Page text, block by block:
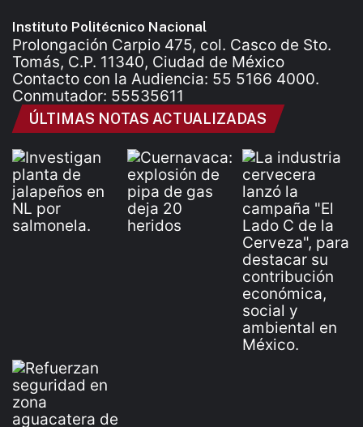
Instituto Politécnico Nacional
Prolongación Carpio 475, col. Casco de Sto.
Tomás, C.P. 11340, Ciudad de México
Contacto con la Audiencia: 55 5166 4000.
Conmutador: 55535611
ÚLTIMAS NOTAS ACTUALIZADAS